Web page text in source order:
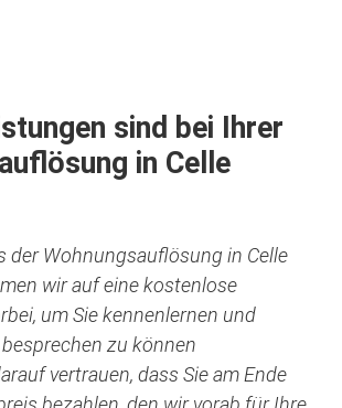
sind bei Ihrer
in Celle
der Wohnungsauflösung in Celle
wir auf eine kostenlose
um Sie kennenlernen und
zu können
vertrauen, dass Sie am Ende